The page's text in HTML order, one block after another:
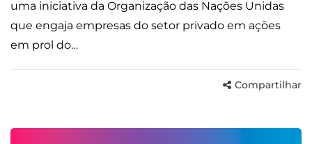
uma iniciativa da Organização das Nações Unidas
que engaja empresas do setor privado em ações
em prol do…
Compartilhar